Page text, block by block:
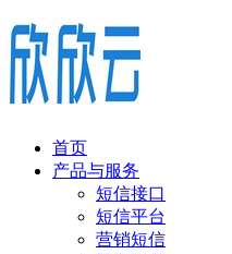
首页
产品与服务
短信接口
短信平台
营销短信